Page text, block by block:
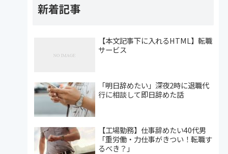
新着記事
【本文記事下に入れるHTML】転職
サービス
「明日辞めたい」深夜2時に退職代
行に相談して即日辞めた話
【工場勤務】仕事辞めたい40代男
「重労働・力仕事がきつい！転職す
るべき？」